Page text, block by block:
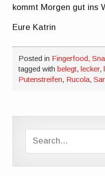
kommt Morgen gut ins
Eure Katrin
Posted in Fingerfood,
tagged withbelegt,lecker,
Putenstreifen, Rucola,